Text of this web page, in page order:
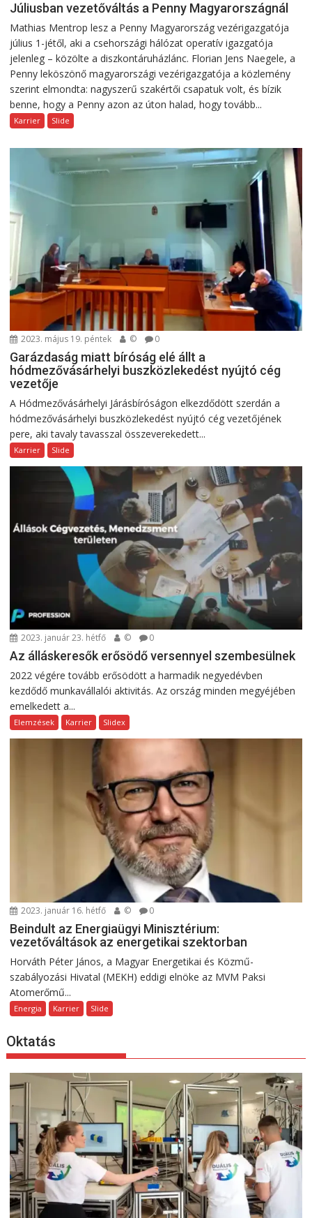
Júliusban vezetőváltás a Penny Magyarországnál
Mathias Mentrop lesz a Penny Magyarország vezérigazgatója
július 1-jétől, aki a csehországi hálózat operatív igazgatója
jelenleg – közölte a diszkontáruházlánc. Florian Jens Naegele, a
Penny leköszönő magyarországi vezérigazgatója a közlemény
szerint elmondta: nagyszerű szakértői csapatuk volt, és bízik
benne, hogy a Penny azon az úton halad, hogy tovább...
Karrier Slide
2023. május 19. péntek © 0
Garázdaság miatt bíróság elé állt a
hódmezővásárhelyi buszközlekedést nyújtó cég
vezetője
A Hódmezővásárhelyi Járásbíróságon elkezdődött szerdán a
hódmezővásárhelyi buszközlekedést nyújtó cég vezetőjének
pere, aki tavaly tavasszal összeverekedett...
Karrier Slide
2023. január 23. hétfő © 0
Az álláskeresők erősödő versennyel szembesülnek
2022 végére tovább erősödött a harmadik negyedévben
kezdődő munkavállalói aktivitás. Az ország minden megyéjében
emelkedett a...
Elemzések Karrier Slidex
2023. január 16. hétfő © 0
Beindult az Energiaügyi Minisztérium:
vezetőváltások az energetikai szektorban
Horváth Péter János, a Magyar Energetikai és Közmű-
szabályozási Hivatal (MEKH) eddigi elnöke az MVM Paksi
Atomerőmű...
Energia Karrier Slide
Oktatás